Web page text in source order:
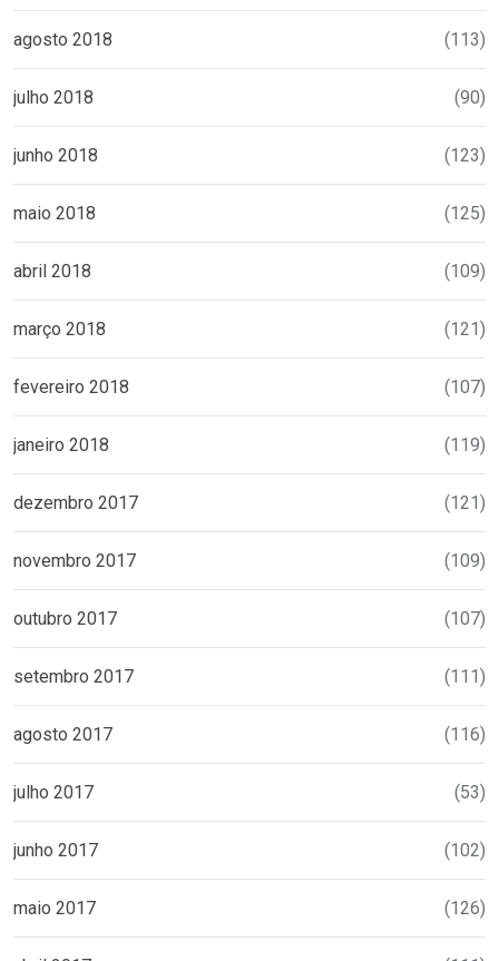
agosto 2018 (113)
julho 2018 (90)
junho 2018 (123)
maio 2018 (125)
abril 2018 (109)
março 2018 (121)
fevereiro 2018 (107)
janeiro 2018 (119)
dezembro 2017 (121)
novembro 2017 (109)
outubro 2017 (107)
setembro 2017 (111)
agosto 2017 (116)
julho 2017 (53)
junho 2017 (102)
maio 2017 (126)